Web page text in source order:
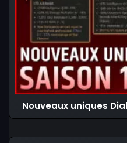
Nouveaux uniques